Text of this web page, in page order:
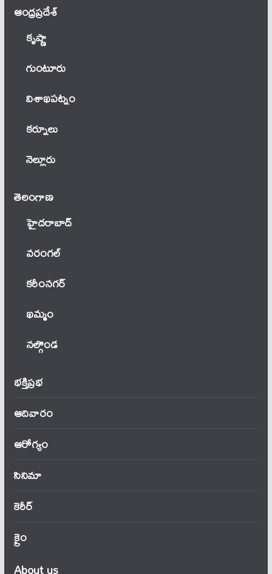
ఆంధ్ర‌ప్ర‌దేశ్
కృష్ణా
గుంటూరు
విశాఖపట్నం
కర్నూలు
నెల్లూరు
తెలంగాణ‌
హైదరాబాద్
వ‌రంగ‌ల్
కరీంనగర్
ఖ‌మ్మం
నల్గొండ
భక్తిప్రభ
ఆదివారం
ఆరోగ్యం
సినిమా
కెరీర్
క్రైం